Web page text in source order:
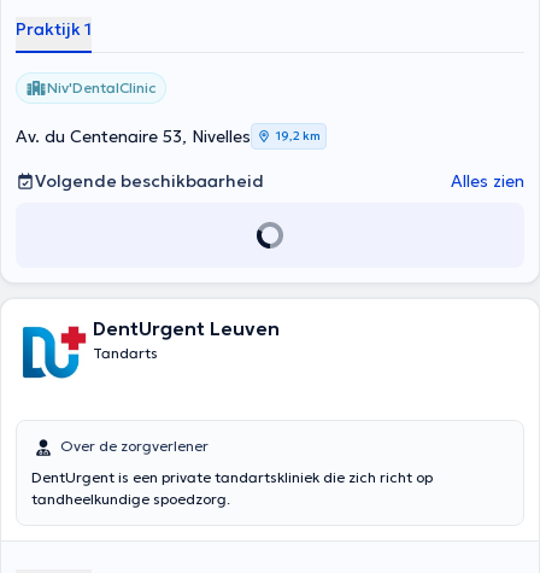
pour un sourire éclatant et durable.
Praktijk 1
Niv'DentalClinic
Av. du Centenaire 53, Nivelles 19,2 km
Volgende beschikbaarheid Alles zien
DentUrgent Leuven
Tandarts
Over de zorgverlener
DentUrgent is een private tandartskliniek die zich richt op
tandheelkundige spoedzorg.